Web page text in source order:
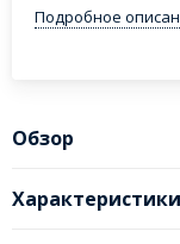
Подробное
Обзор
Характеристики